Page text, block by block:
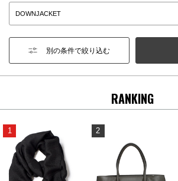
別の条件で絞り込む
RANKING
1 2